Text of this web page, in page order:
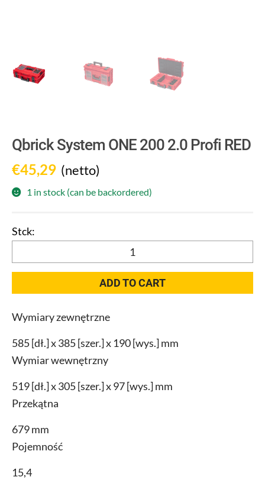
Qbrick System ONE 200 2.0 Profi RED
€45,29 (netto)
1 in stock (can be backordered)
System
200
Profi
RED
quantity
ADD TO CART
Wymiary zewnętrzne
585 [dł.] x 385 [szer.] x 190 [wys.] mm
Wymiar wewnętrzny
519 [dł.] x 305 [szer.] x 97 [wys.] mm
Przekątna
679 mm
Pojemność
15,4